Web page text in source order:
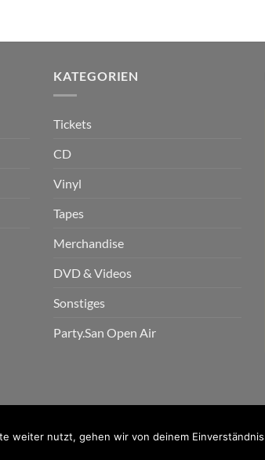
KATEGORIEN
Tickets
CD
Vinyl
Tapes
Merchandise
DVD & Videos
Sonstiges
Party.San Open Air
PayPal
Bank
weiter nutzt, gehen wir von deinem